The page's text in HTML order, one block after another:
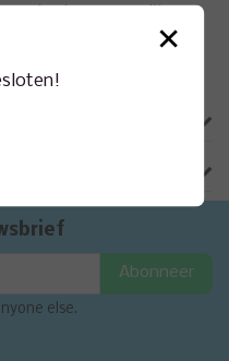
contact op over dit
Abonneer
else.
×